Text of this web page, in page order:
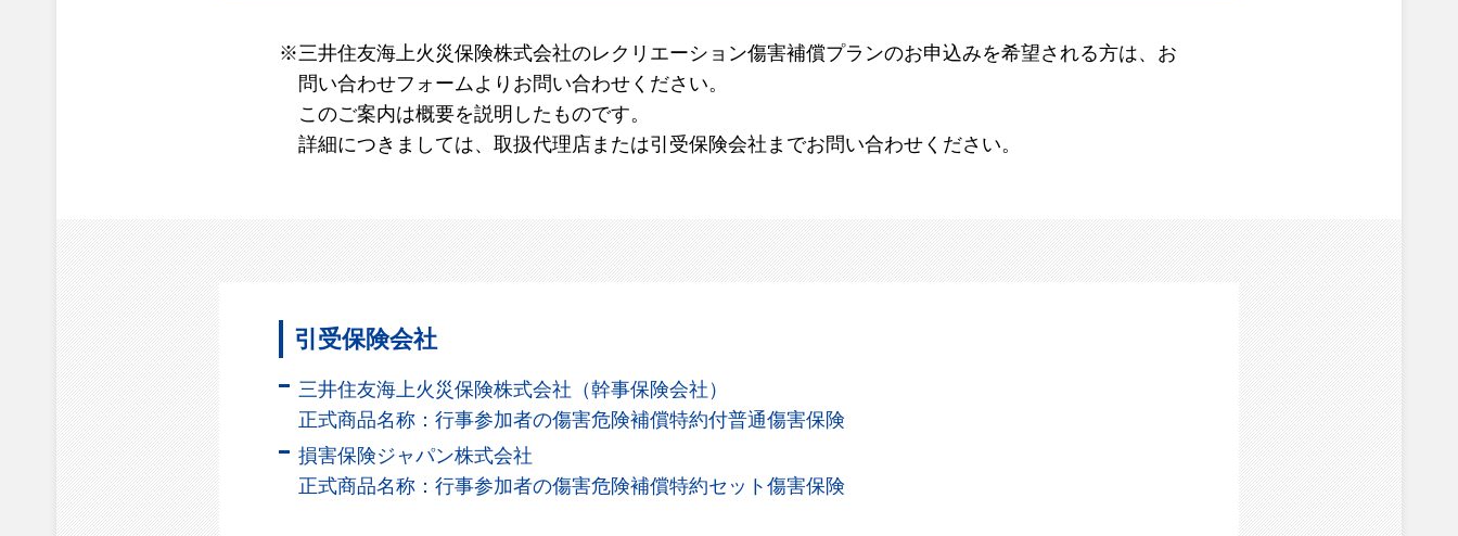
※三井住友海上火災保険株式会社のレクリエーション傷害補償プランのお申込みを希望される方は、お
問い合わせフォームよりお問い合わせください。
このご案内は概要を説明したものです。
詳細につきましては、取扱代理店または引受保険会社までお問い合わせください。
引受保険会社
三井住友海上火災保険株式会社（幹事保険会社）
正式商品名称：行事参加者の傷害危険補償特約付普通傷害保険
損害保険ジャパン株式会社
正式商品名称：行事参加者の傷害危険補償特約セット傷害保険